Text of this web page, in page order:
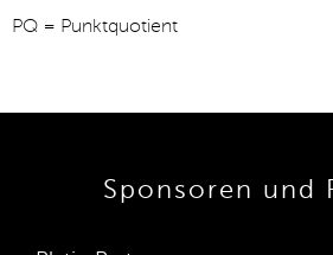
PQ = Punktquotient
Sponsoren und